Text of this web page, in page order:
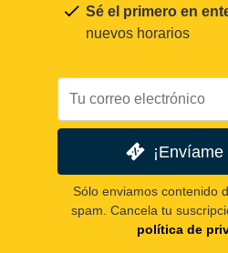
Sé el primero en
nuevos horarios
Sólo enviamos contenido
spam. Cancela tu
política de